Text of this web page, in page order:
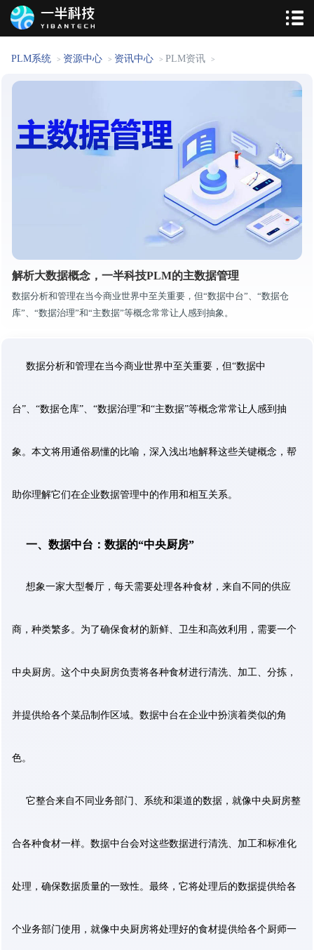
PLM系统 > 资源中心 > 资讯中心 > PLM资讯 >
解析大数据概念，一半科技PLM的主数据管理
数据分析和管理在当今商业世界中至关重要，但“数据中台”、“数据仓
库”、“数据治理”和“主数据”等概念常常让人感到抽象。
数据分析和管理在当今商业世界中至关重要，但“数据中
台”、“数据仓库”、“数据治理”和“主数据”等概念常常让人感到抽
象。本文将用通俗易懂的比喻，深入浅出地解释这些关键概念，帮
助你理解它们在企业数据管理中的作用和相互关系。
一、数据中台：数据的“中央厨房”
想象一家大型餐厅，每天需要处理各种食材，来自不同的供应
商，种类繁多。为了确保食材的新鲜、卫生和高效利用，需要一个
中央厨房。这个中央厨房负责将各种食材进行清洗、加工、分拣，
并提供给各个菜品制作区域。数据中台在企业中扮演着类似的角
色。
它整合来自不同业务部门、系统和渠道的数据，就像中央厨房整
合各种食材一样。数据中台会对这些数据进行清洗、加工和标准化
处理，确保数据质量的一致性。最终，它将处理后的数据提供给各
个业务部门使用，就像中央厨房将处理好的食材提供给各个厨师一